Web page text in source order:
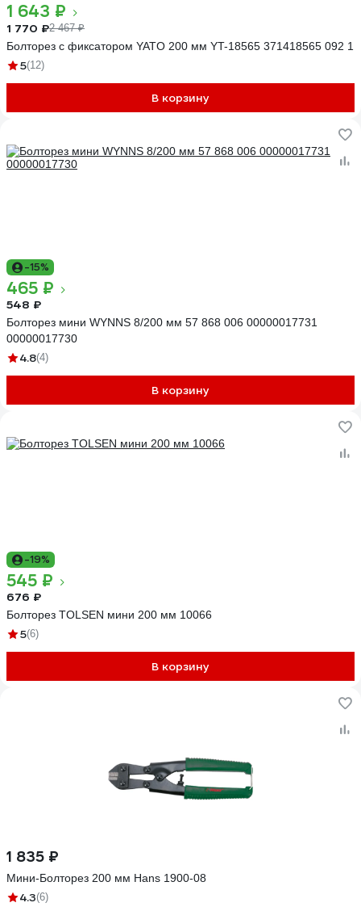
1 643 ₽
1 770 ₽2 467 ₽
Болторез c фиксатором YATO 200 мм YT-18565 371418565 092 1
5(12)
В корзину
-15%
465 ₽
548 ₽
Болторез мини WYNNS 8/200 мм 57 868 006 00000017731
00000017730
4.8(4)
В корзину
-19%
545 ₽
676 ₽
Болторез TOLSEN мини 200 мм 10066
5(6)
В корзину
1 835 ₽
Мини-Болторез 200 мм Hans 1900-08
4.3(6)